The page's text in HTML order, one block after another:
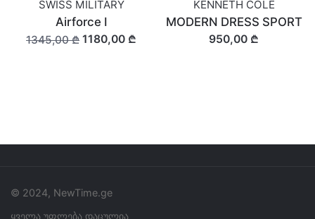
SWISS MILITARY
Airforce I
1345,00 ₾ 1180,00 ₾
KENNETH COLE
MODERN DRESS SPORT
950,00 ₾
© 2024, NewTime.ge
ყველა უფლება დაცულია